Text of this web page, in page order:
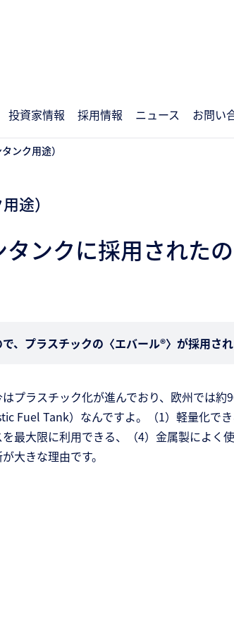
投資家情報 採用情報 ニュース お問い
ンク用途）
途）
ンクに採用された
、プラスチックの〈エバール®〉が採用さ
プラスチック化が進んでおり、欧州では約
Fuel Tank）なんですよ。（1）軽量化でき
最大限に利用できる、（4）金属製によく
大きな理由です。